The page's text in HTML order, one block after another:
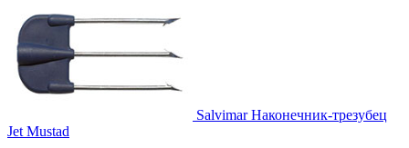
Salvimar Наконечник-трезубец
Jet Mustad